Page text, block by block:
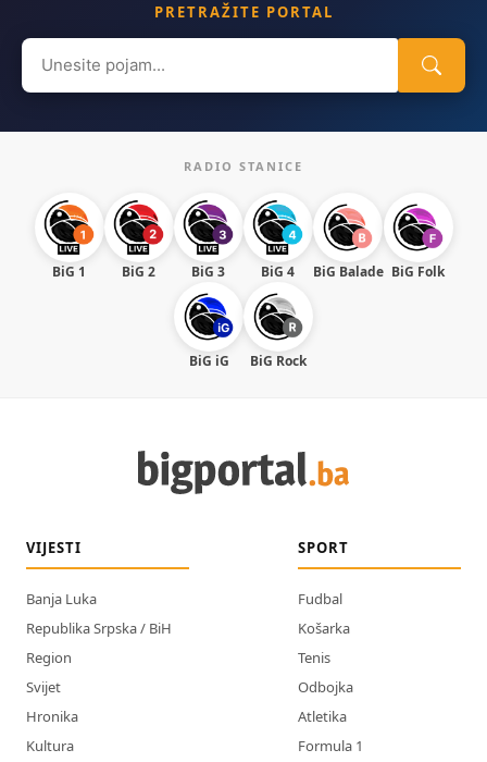
PRETRAŽITE PORTAL
Search
for:
RADIO STANICE
BiG 1 BiG 2 BiG 3 BiG 4 BiG Balade BiG Folk
BiG iG BiG Rock
VIJESTI
Banja Luka
Republika Srpska / BiH
Region
Svijet
Hronika
Kultura
SPORT
Fudbal
Košarka
Tenis
Odbojka
Atletika
Formula 1